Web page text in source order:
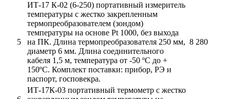
5
ИТ-17 К-02 (6-250) портативный измеритель
температуры с жестко закрепленным
термопреобразователем (зондом)
температуры на основе Pt 1000, без выхода
на ПК. Длина термопреобразователя 250 мм,
диаметр 6 мм. Длина соединительного
кабеля 1,5 м, температура от -50 ºС до +
150ºС. Комплект поставки: прибор, РЭ и
паспорт, госповекра.
8 280
ИТ-17К-03 портативный термометр с жестко